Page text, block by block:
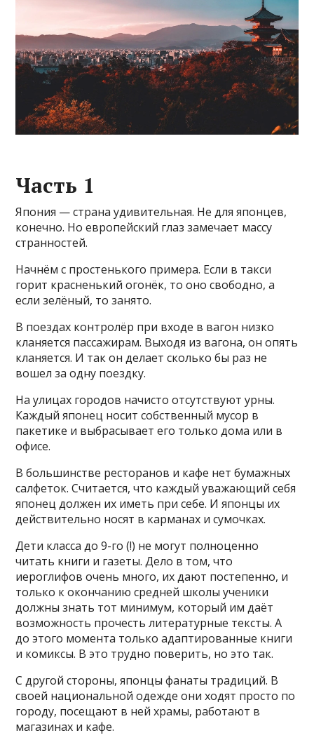
Часть 1
Япония — страна удивительная. Не для японцев,
конечно. Но европейский глаз замечает массу
странностей.
Начнём с простенького примера. Если в такси
горит красненький огонёк, то оно свободно, а
если зелёный, то занято.
В поездах контролёр при входе в вагон низко
кланяется пассажирам. Выходя из вагона, он опять
кланяется. И так он делает сколько бы раз не
вошел за одну поездку.
На улицах городов начисто отсутствуют урны.
Каждый японец носит собственный мусор в
пакетике и выбрасывает его только дома или в
офисе.
В большинстве ресторанов и кафе нет бумажных
салфеток. Считается, что каждый уважающий себя
японец должен их иметь при себе. И японцы их
действительно носят в карманах и сумочках.
Дети класса до 9-го (!) не могут полноценно
читать книги и газеты. Дело в том, что
иероглифов очень много, их дают постепенно, и
только к окончанию средней школы ученики
должны знать тот минимум, который им даёт
возможность прочесть литературные тексты. А
до этого момента только адаптированные книги
и комиксы. В это трудно поверить, но это так.
С другой стороны, японцы фанаты традиций. В
своей национальной одежде они ходят просто по
городу, посещают в ней храмы, работают в
магазинах и кафе.